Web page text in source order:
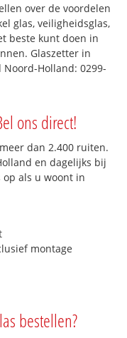
over de voordelen
glas, veiligheidsglas,
beste kunt doen in
Glaszetter in
Noord-Holland: 0299-
ons direct!
dan 2.400 ruiten.
en dagelijks bij
als u woont in
montage
bestellen?